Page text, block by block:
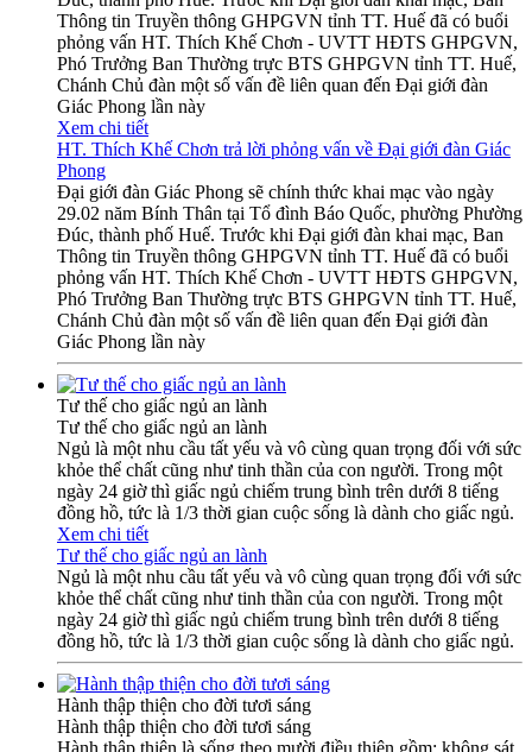
Thông tin Truyền thông GHPGVN tỉnh TT. Huế đã có buổi
phỏng vấn HT. Thích Khế Chơn - UVTT HĐTS GHPGVN,
Phó Trưởng Ban Thường trực BTS GHPGVN tỉnh TT. Huế,
Chánh Chủ đàn một số vấn đề liên quan đến Đại giới đàn
Giác Phong lần này
Xem chi tiết
HT. Thích Khế Chơn trả lời phỏng vấn về Đại giới đàn Giác
Phong
Đại giới đàn Giác Phong sẽ chính thức khai mạc vào ngày
29.02 năm Bính Thân tại Tổ đình Báo Quốc, phường Phường
Đúc, thành phố Huế. Trước khi Đại giới đàn khai mạc, Ban
Thông tin Truyền thông GHPGVN tỉnh TT. Huế đã có buổi
phỏng vấn HT. Thích Khế Chơn - UVTT HĐTS GHPGVN,
Phó Trưởng Ban Thường trực BTS GHPGVN tỉnh TT. Huế,
Chánh Chủ đàn một số vấn đề liên quan đến Đại giới đàn
Giác Phong lần này
Tư thế cho giấc ngủ an lành
Tư thế cho giấc ngủ an lành
Ngủ là một nhu cầu tất yếu và vô cùng quan trọng đối với sức
khỏe thể chất cũng như tinh thần của con người. Trong một
ngày 24 giờ thì giấc ngủ chiếm trung bình trên dưới 8 tiếng
đồng hồ, tức là 1/3 thời gian cuộc sống là dành cho giấc ngủ.
Xem chi tiết
Tư thế cho giấc ngủ an lành
Ngủ là một nhu cầu tất yếu và vô cùng quan trọng đối với sức
khỏe thể chất cũng như tinh thần của con người. Trong một
ngày 24 giờ thì giấc ngủ chiếm trung bình trên dưới 8 tiếng
đồng hồ, tức là 1/3 thời gian cuộc sống là dành cho giấc ngủ.
Hành thập thiện cho đời tươi sáng
Hành thập thiện cho đời tươi sáng